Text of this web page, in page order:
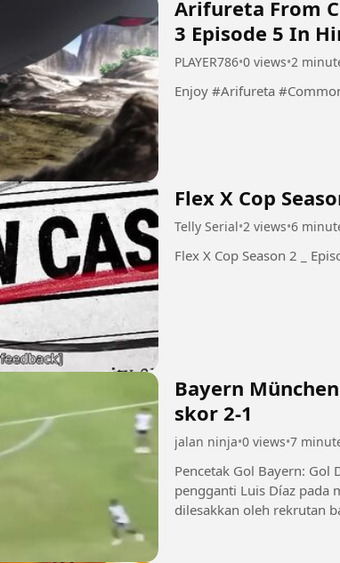
Arifureta From
3 Episode 5 In
PLAYER786•0 views•2
Enjoy #Arifureta
Flex X Cop
Telly Serial•2 views•6
Flex X Cop Season 2 _
Bayern München
skor 2-1
jalan ninja•0 views•7
Pencetak Gol Bayern: Gol
pengganti Luis Díaz pada
dilesakkan oleh rekrutan